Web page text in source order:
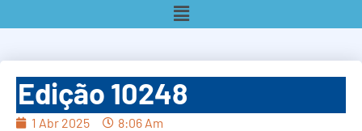
Edição 10248
1 Abr 2025 8:06 Am